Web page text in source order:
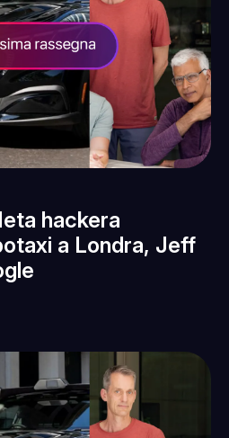
hackera
a Londra, Jeff